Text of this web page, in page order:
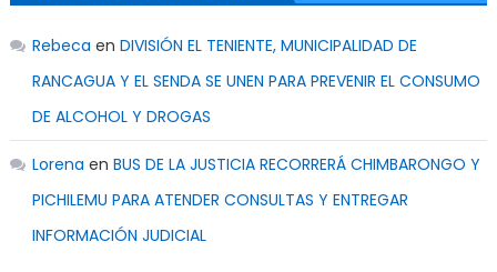
Rebeca en DIVISIÓN EL TENIENTE, MUNICIPALIDAD DE
RANCAGUA Y EL SENDA SE UNEN PARA PREVENIR EL CONSUMO
DE ALCOHOL Y DROGAS
Lorena en BUS DE LA JUSTICIA RECORRERÁ CHIMBARONGO Y
PICHILEMU PARA ATENDER CONSULTAS Y ENTREGAR
INFORMACIÓN JUDICIAL